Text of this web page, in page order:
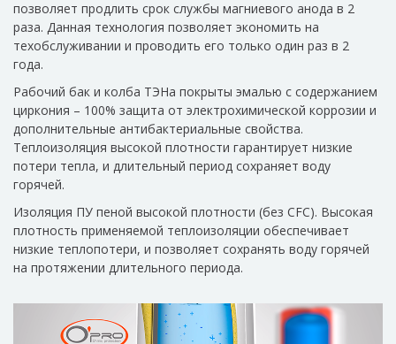
позволяет продлить срок службы магниевого анода в 2
раза. Данная технология позволяет экономить на
техобслуживании и проводить его только один раз в 2
года.
Рабочий бак и колба ТЭНа покрыты эмалью с содержанием
циркония – 100% защита от электрохимической коррозии и
дополнительные антибактериальные свойства.
Теплоизоляция высокой плотности гарантирует низкие
потери тепла, и длительный период сохраняет воду
горячей.
Изоляция ПУ пеной высокой плотности (без CFC). Высокая
плотность применяемой теплоизоляции обеспечивает
низкие теплопотери, и позволяет сохранять воду горячей
на протяжении длительного периода.